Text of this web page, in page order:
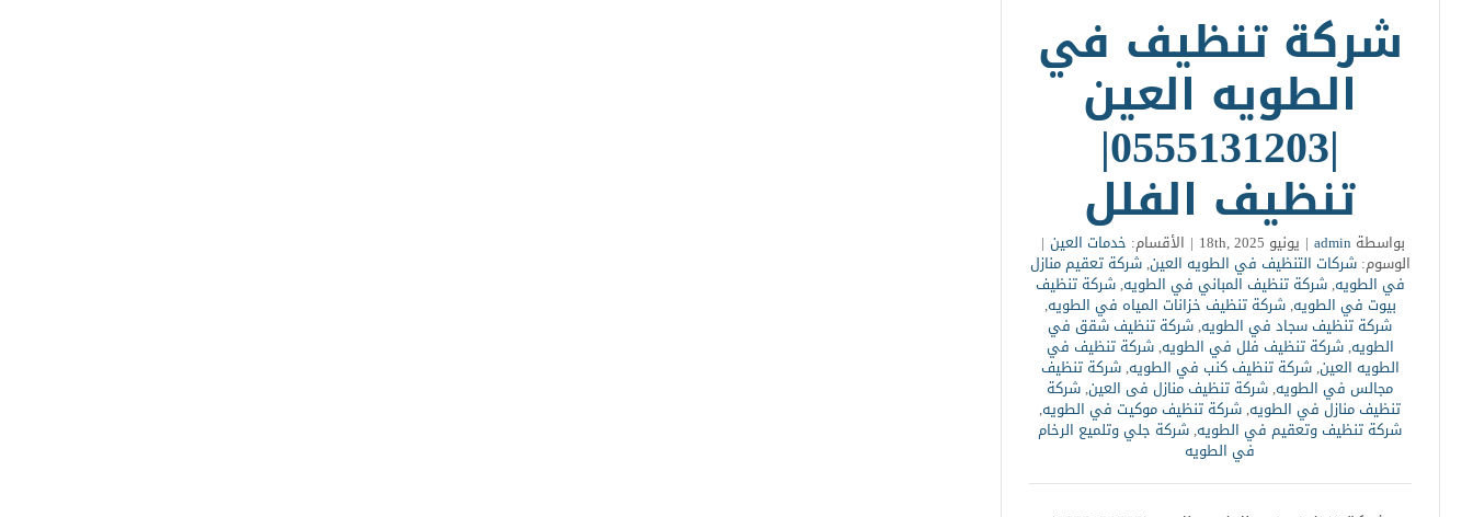
شركة تنظيف في
الطويه العين
|0555131203|
تنظيف الفلل
بواسطةadmin
| يونيو 18th, 2025 | الأقسام: خدمات العين |
الوسوم:شركات التنظيف في الطويه العين,شركة تعقيم منازل
في الطويه,شركة تنظيف المباني في الطويه,شركة تنظيف
بيوت في الطويه,شركة تنظيف خزانات المياه في الطويه,
شركة تنظيف سجاد في الطويه,شركة تنظيف شقق في
الطويه,شركة تنظيف فلل في الطويه,شركة تنظيف في
الطويه العين,شركة تنظيف كنب في الطويه,شركة تنظيف
مجالس في الطويه,شركة تنظيف منازل فى العين,شركة
تنظيف منازل في الطويه,شركة تنظيف موكيت في الطويه,
شركة تنظيف وتعقيم في الطويه,شركة جلي وتلميع الرخام
في الطويه